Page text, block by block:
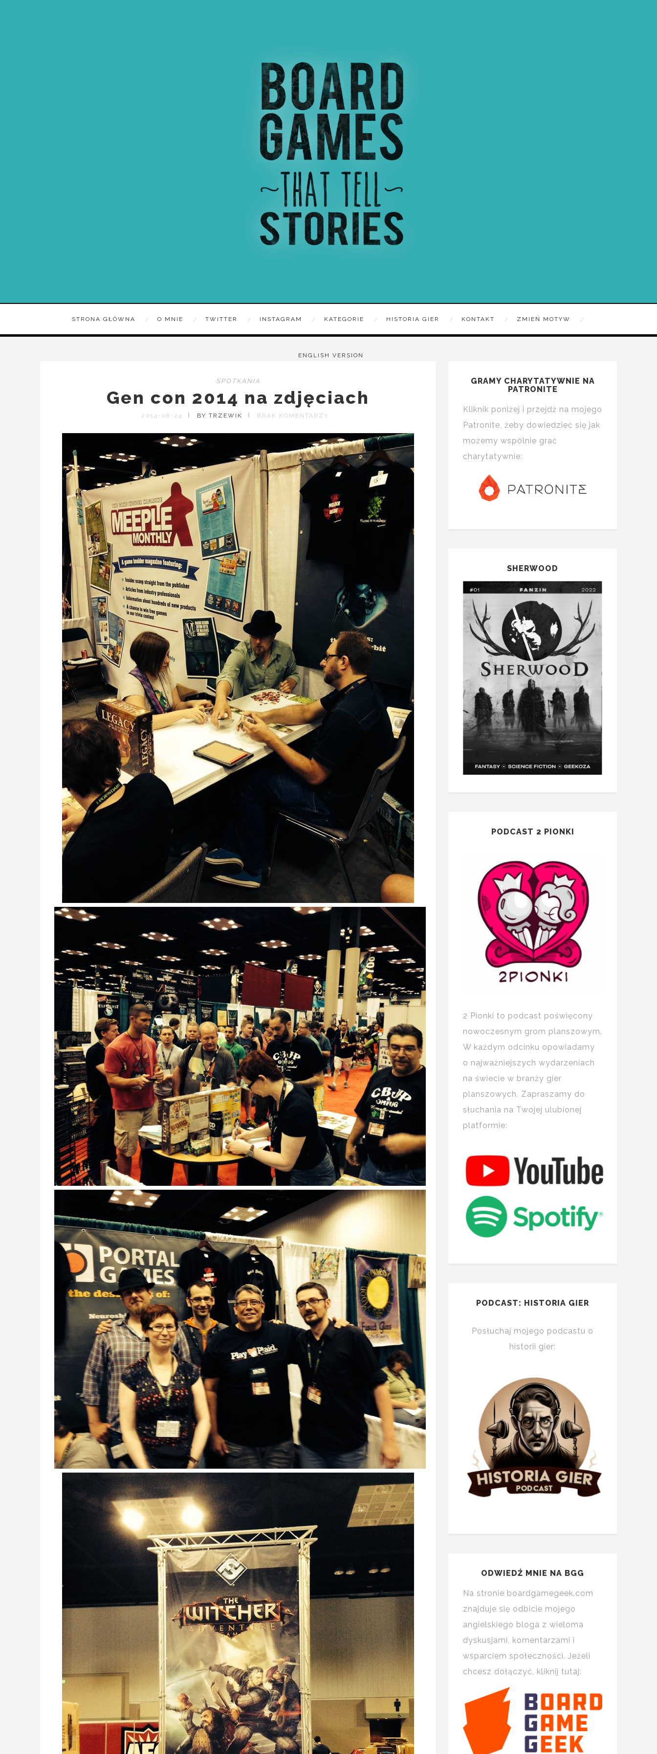
STRONA GŁÓWNA O MNIE TWITTER INSTAGRAM KATEGORIE HISTORIA GIER KONTAKT ZMIEŃ MOTYW
ENGLISH VERSION
SPOTKANIA
Gen con 2014 na zdjęciach
2014-08-24 BY TRZEWIK BRAK KOMENTARZY
GRAMY CHARYTATYWNIE NA
PATRONITE
Kliknik poniżej i przejdż na mojego
Patronite, żeby dowiedzieć się jak
możemy wspólnie grać
charytatywnie:
SHERWOOD
PODCAST 2 PIONKI
2 Pionki to podcast poświęcony
nowoczesnym grom planszowym.
W każdym odcinku opowiadamy
o najważniejszych wydarzeniach
na świecie w branży gier
planszowych. Zapraszamy do
słuchania na Twojej ulubionej
platformie:
PODCAST: HISTORIA GIER
Posłuchaj mojego podcastu o
historii gier:
ODWIEDŹ MNIE NA BGG
Na stronie boardgamegeek.com
znajduje się odbicie mojego
angielskiego bloga z wieloma
dyskusjami, komentarzami i
wsparciem społeczności. Jeżeli
chcesz dołączyć, kliknij tutaj: